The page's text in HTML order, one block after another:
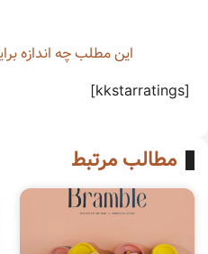
این مطلب چه‌ اندازه
[kkstarratings]
مطالب مرتبط